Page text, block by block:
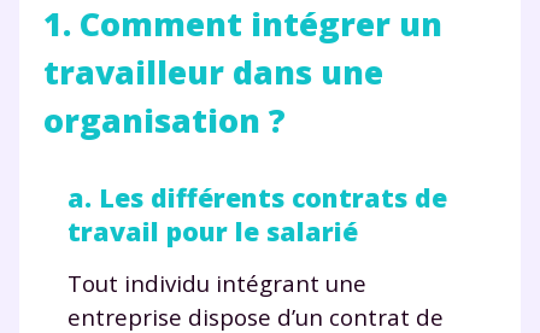
1. Comment intégrer un
travailleur dans une
organisation ?
a. Les différents contrats de
travail pour le salarié
Tout individu intégrant une
entreprise dispose d’un contrat de